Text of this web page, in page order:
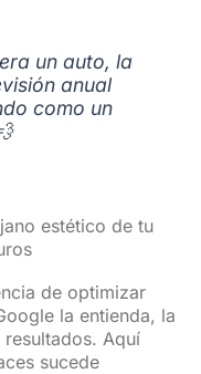
un auto, la
anual
como un
estético de tu
de optimizar
la entienda, la
Aquí
sucede